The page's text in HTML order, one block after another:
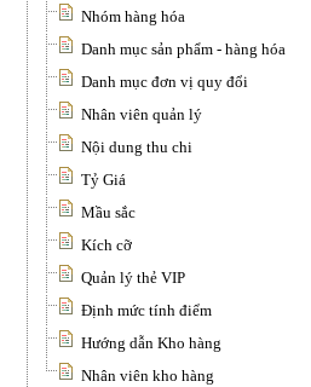
Nhóm hàng hóa
Danh mục sản phẩm - hàng hóa
Danh mục đơn vị quy đổi
Nhân viên quản lý
Nội dung thu chi
Tỷ Giá
Mầu sắc
Kích cỡ
Quản lý thẻ VIP
Định mức tính điểm
Hướng dẫn Kho hàng
Nhân viên kho hàng